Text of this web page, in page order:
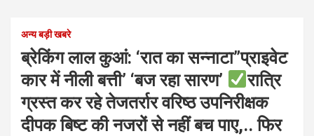
अन्य बड़ी खबरे
ब्रेकिंग लाल कुआं: ‘रात का सन्नाटा”प्राइवेट
कार में नीली बत्ती’ ‘बज रहा सारण’
रात्रि
ग्रस्त कर रहे तेजतर्रार वरिष्ठ उपनिरीक्षक
दीपक बिष्ट की नजरों से नहीं बच पाए,.. फिर